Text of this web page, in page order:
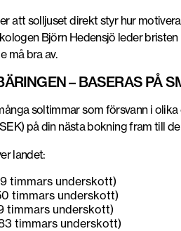
att solljuset direkt styr hur
Björn Hedensjö leder
må bra av.
– BASERAS PÅ
soltimmar som försvann i
på din nästa bokning fram till
landet:
timmars underskott)
timmars underskott)
timmars underskott)
timmars underskott)